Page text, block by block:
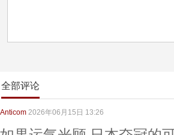
全部评论
Anticom 2026年06月15日 13:26